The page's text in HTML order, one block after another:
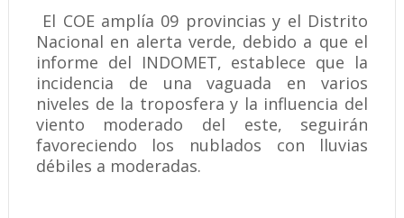
El COE amplía 09 provincias y el Distrito
Nacional en alerta verde, debido a que el
informe del INDOMET, establece que la
incidencia de una vaguada en varios
niveles de la troposfera y la influencia del
viento moderado del este, seguirán
favoreciendo los nublados con lluvias
débiles a moderadas.